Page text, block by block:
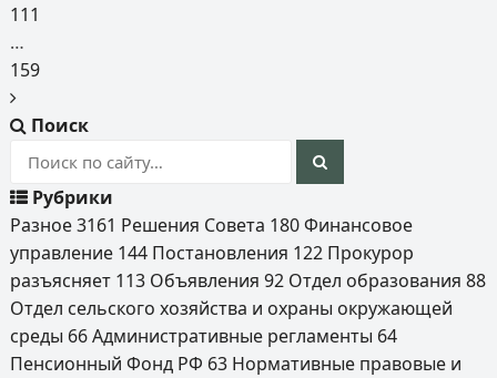
111
…
159
Поиск
Рубрики
Разное3161 Решения Совета 180Финансовое
управление 144 Постановления 122 Прокурор
разъясняет 113 Объявления 92 Отдел образования 88
Отдел сельского хозяйства и охраны окружающей
среды 66Административные регламенты 64
Пенсионный Фонд РФ 63 Нормативные правовые и